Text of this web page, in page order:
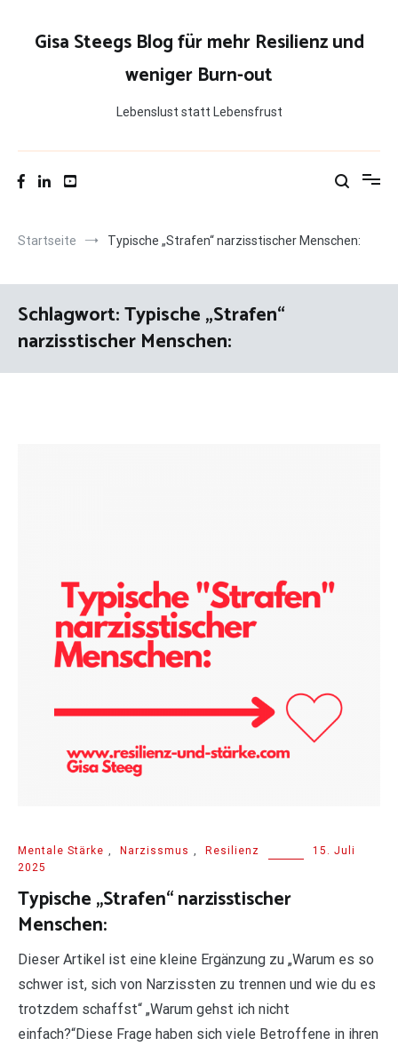
springenGisa Steegs Blog für mehr Resilienz und
weniger Burn-out
Lebenslust statt Lebensfrust
Startseite Typische „Strafen“ narzisstischer Menschen:
Schlagwort:Typische „Strafen“
narzisstischer Menschen:
Mentale Stärke , Narzissmus , Resilienz
15. Juli
2025
Typische „Strafen“ narzisstischer
Menschen:
Dieser Artikel ist eine kleine Ergänzung zu „Warum es so
schwer ist, sich von Narzissten zu trennen und wie du es
trotzdem schaffst“ „Warum gehst ich nicht
einfach?“Diese Frage haben sich viele Betroffene in ihren